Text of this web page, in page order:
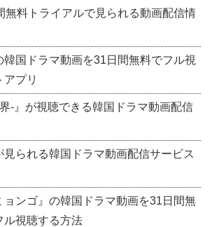
無料トライアルで見られる動画配信情
韓国ドラマ動画を31日間無料でフル視
プリ
-』が視聴できる韓国ドラマ動画配信
見られる韓国ドラマ動画配信サービス
ョンゴ』の韓国ドラマ動画を31日間無
ル視聴する方法